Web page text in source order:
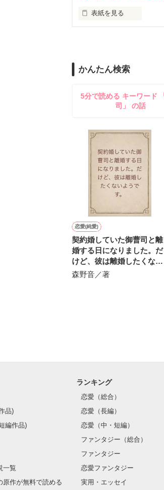
止まっていたはずの二
表紙を見る
雪瀬鷹哉（29）が『──
鷹哉『宜しくな、俺の雛
雛子『俺の……ひぃ、雛
シゴデキで冷徹な上司
※表紙も作中使用の画
※執筆期間2026.6.3〜
※他サイトさんにて恋
かんたん検索
5分で読める キーワード
司」 の話
恋愛(純愛)
契約婚していた御曹司と離
婚する日になりました。だ
けど、彼は離婚したくない
ようです。
森野音／著
品)
編作品)
一覧
原作が無料で読める
ランキング
恋愛（総合）
恋愛（長編）
恋愛（中・短編）
ファンタジー（総合）
ファンタジー
恋愛ファンタジー
実用・エッセイ